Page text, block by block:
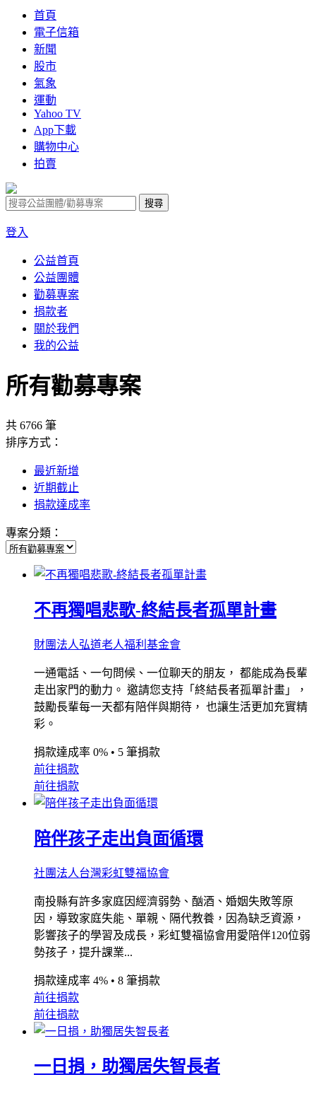
首頁
電子信箱
新聞
股市
氣象
運動
Yahoo TV
App下載
購物中心
拍賣
登入
公益首頁
公益團體
勸募專案
捐款者
關於我們
我的公益
所有勸募專案
共 6766 筆
排序方式：
最近新增
近期截止
捐款達成率
專案分類：
不再獨唱悲歌-終結長者孤單計畫
財團法人弘道老人福利基金會
一通電話、一句問候、一位聊天的朋友， 都能成為長輩
走出家門的動力。 邀請您支持「終結長者孤單計畫」，
鼓勵長輩每一天都有陪伴與期待， 也讓生活更加充實精
彩。
捐款達成率 0% • 5 筆捐款
前往捐款
前往捐款
陪伴孩子走出負面循環
社團法人台灣彩虹雙福協會
南投縣有許多家庭因經濟弱勢、酗酒、婚姻失敗等原
因，導致家庭失能、單親、隔代教養，因為缺乏資源，
影響孩子的學習及成長，彩虹雙福協會用愛陪伴120位弱
勢孩子，提升課業...
捐款達成率 4% • 8 筆捐款
前往捐款
前往捐款
一日捐，助獨居失智長者